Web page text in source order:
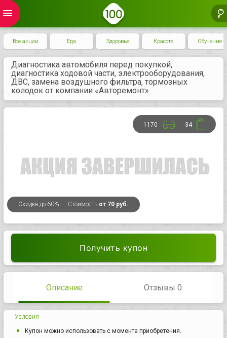
menu
Все акции Еда Здоровье Красота Обучение
Диагностика автомобиля перед покупкой,
диагностика ходовой части, электрооборудования,
ДВС, замена воздушного фильтра, тормозных
колодок от компании «Авторемонт».
Скидка до 60% Стоимость от 70 руб.
1170 34
Получить купон
Описание Отзывы 0
Условия
Купон можно использовать с момента приобретения.